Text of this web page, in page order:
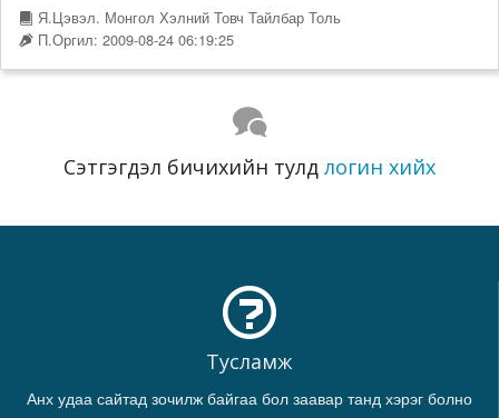
Я.Цэвэл. Монгол Хэлний Товч Тайлбар Толь
П.Оргил: 2009-08-24 06:19:25
Сэтгэгдэл бичихийн тулд логин хийх
Тусламж
Анх удаа сайтад зочилж байгаа бол заавар танд хэрэг болно